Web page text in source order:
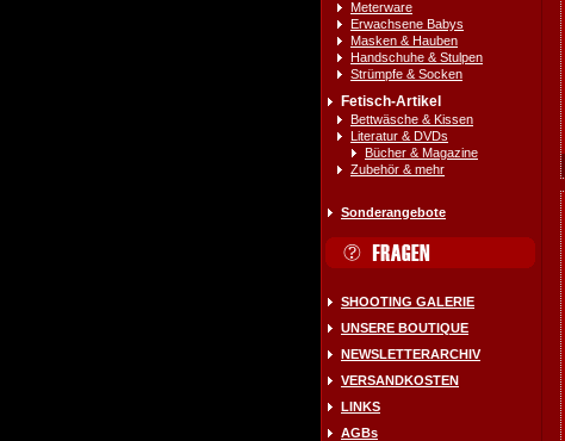
Meterware
Erwachsene Babys
Masken & Hauben
Handschuhe & Stulpen
Strümpfe & Socken
Fetisch-Artikel
Bettwäsche & Kissen
Literatur & DVDs
Bücher & Magazine
Zubehör & mehr
Sonderangebote
SHOOTING GALERIE
UNSERE BOUTIQUE
NEWSLETTERARCHIV
VERSANDKOSTEN
LINKS
AGBs